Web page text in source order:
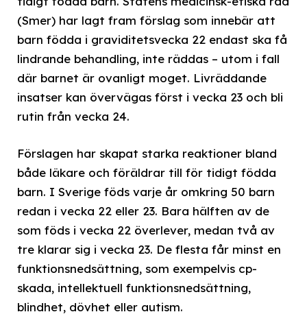
(Smer) har lagt fram förslag som innebär att
barn födda i graviditetsvecka 22 endast ska få
lindrande behandling, inte räddas – utom i fall
där barnet är ovanligt moget. Livräddande
insatser kan övervägas först i vecka 23 och bli
rutin från vecka 24.
Förslagen har skapat starka reaktioner bland
både läkare och föräldrar till för tidigt födda
barn. I Sverige föds varje år omkring 50 barn
redan i vecka 22 eller 23. Bara hälften av de
som föds i vecka 22 överlever, medan två av
tre klarar sig i vecka 23. De flesta får minst en
funktionsnedsättning, som exempelvis cp-
skada, intellektuell funktionsnedsättning,
blindhet, dövhet eller autism.